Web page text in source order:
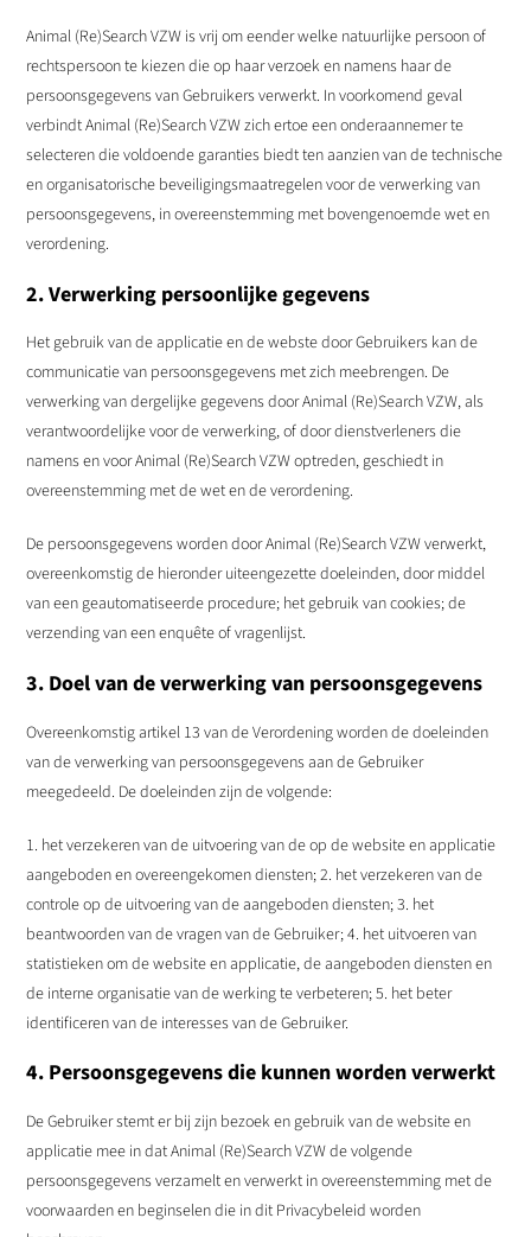
Animal (Re)Search VZW is vrij om eender welke natuurlijke persoon of
rechtspersoon te kiezen die op haar verzoek en namens haar de
persoonsgegevens van Gebruikers verwerkt. In voorkomend geval
verbindt Animal (Re)Search VZW zich ertoe een onderaannemer te
selecteren die voldoende garanties biedt ten aanzien van de technische
en organisatorische beveiligingsmaatregelen voor de verwerking van
persoonsgegevens, in overeenstemming met bovengenoemde wet en
verordening.
2. Verwerking persoonlijke gegevens
Het gebruik van de applicatie en de webste door Gebruikers kan de
communicatie van persoonsgegevens met zich meebrengen. De
verwerking van dergelijke gegevens door Animal (Re)Search VZW, als
verantwoordelijke voor de verwerking, of door dienstverleners die
namens en voor Animal (Re)Search VZW optreden, geschiedt in
overeenstemming met de wet en de verordening.
De persoonsgegevens worden door Animal (Re)Search VZW verwerkt,
overeenkomstig de hieronder uiteengezette doeleinden, door middel
van een geautomatiseerde procedure; het gebruik van cookies; de
verzending van een enquête of vragenlijst.
3. Doel van de verwerking van persoonsgegevens
Overeenkomstig artikel 13 van de Verordening worden de doeleinden
van de verwerking van persoonsgegevens aan de Gebruiker
meegedeeld. De doeleinden zijn de volgende:
1. het verzekeren van de uitvoering van de op de website en applicatie
aangeboden en overeengekomen diensten; 2. het verzekeren van de
controle op de uitvoering van de aangeboden diensten; 3. het
beantwoorden van de vragen van de Gebruiker; 4. het uitvoeren van
statistieken om de website en applicatie, de aangeboden diensten en
de interne organisatie van de werking te verbeteren; 5. het beter
identificeren van de interesses van de Gebruiker.
4. Persoonsgegevens die kunnen worden verwerkt
De Gebruiker stemt er bij zijn bezoek en gebruik van de website en
applicatie mee in dat Animal (Re)Search VZW de volgende
persoonsgegevens verzamelt en verwerkt in overeenstemming met de
voorwaarden en beginselen die in dit Privacybeleid worden